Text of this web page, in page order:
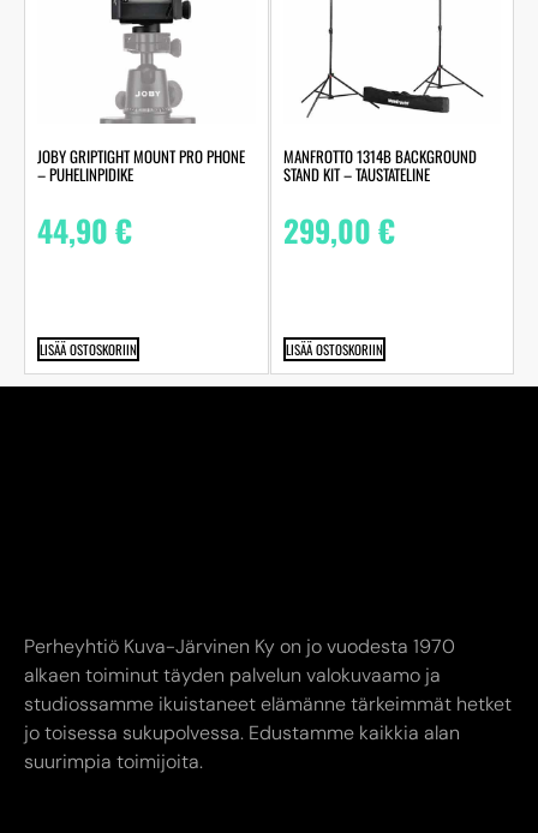
JOBY GRIPTIGHT MOUNT PRO PHONE
– PUHELINPIDIKE
44,90€
LISÄÄ OSTOSKORIIN
MANFROTTO 1314B BACKGROUND
STAND KIT – TAUSTATELINE
299,00€
LISÄÄ OSTOSKORIIN